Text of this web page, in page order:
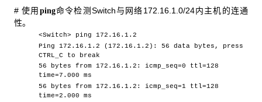
# 使用 ping命令检测Switch与网络172.16.1.0/24内主机的连通
性。
<Switch> ping 172.16.1.2
Ping 172.16.1.2 (172.16.1.2): 56 data bytes, press
CTRL_C to break
56 bytes from 172.16.1.2: icmp_seq=0 ttl=128
time=7.000 ms
56 bytes from 172.16.1.2: icmp_seq=1 ttl=128
time=2.000 ms